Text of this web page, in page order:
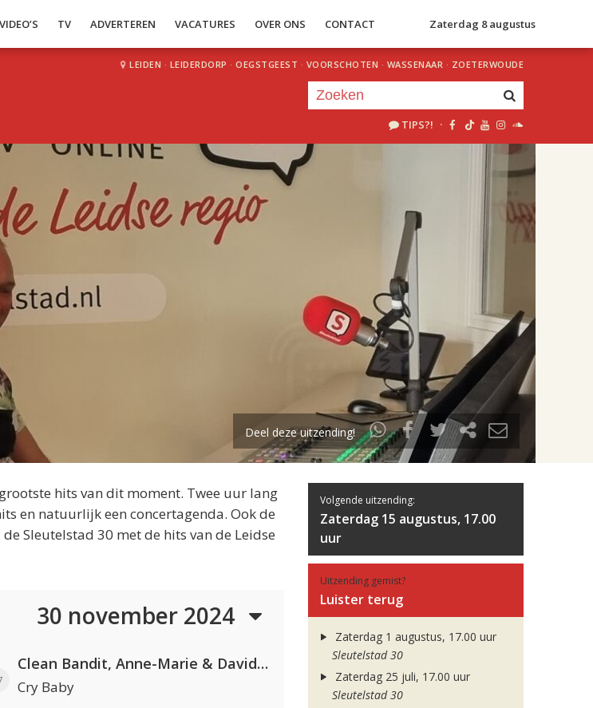
VIDEO’S TV ADVERTEREN VACATURES OVER ONS CONTACT Zaterdag 8 augustus
LEIDEN · LEIDERDORP · OEGSTGEEST · VOORSCHOTEN · WASSENAAR · ZOETERWOUDE
TIPS?! ·
uur 1 van 2
Volgend uur
Deel deze uitzending!
hits van dit moment. Twee uur lang
en natuurlijk een concertagenda. Ook de
Sleutelstad 30 met de hits van de Leidse
30 november 2024
Clean Bandit, Anne-Marie & David Guetta
Cry Baby
Volgende uitzending:
Zaterdag 15 augustus, 17.00
uur
Uitzending gemist?
Luister terug
Zaterdag 1 augustus, 17.00 uur
Sleutelstad 30
Zaterdag 25 juli, 17.00 uur
Sleutelstad 30